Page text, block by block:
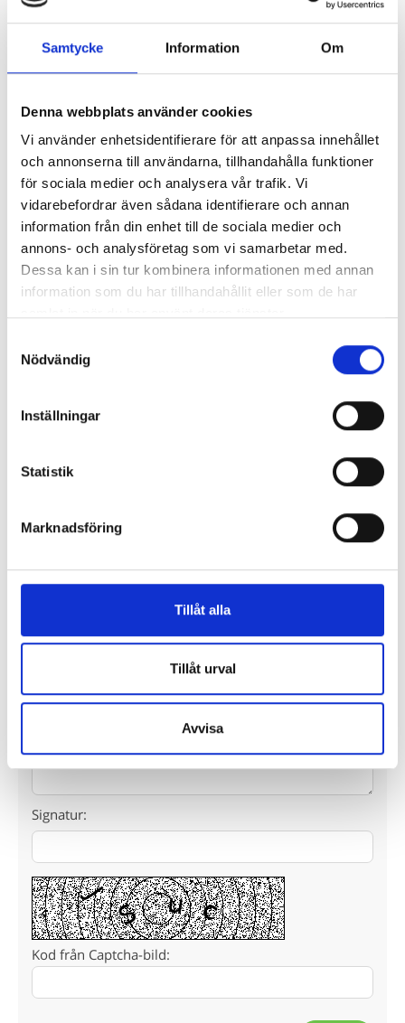
Samtycke Information Om
Denna webbplats använder cookies
Vi använder enhetsidentifierare för att anpassa innehållet
och annonserna till användarna, tillhandahålla funktioner
för sociala medier och analysera vår trafik. Vi
vidarebefordrar även sådana identifierare och annan
information från din enhet till de sociala medier och
annons- och analysföretag som vi samarbetar med.
Dessa kan i sin tur kombinera informationen med annan
information som du har tillhandahållit eller som de har
Nödvändig
Inställningar
Statistik
Marknadsföring
Tillåt alla
Tillåt urval
Avvisa
lararbibliotekarien
sagor, läs blogginlägget om hurAnna och Helena använder
korteleken som bildstöd för elever med språkstörning.
Taggar:Skolbibliotekarien berättar,Skruvade Sagor,
Lilla Skräckbiblioteket
Väck läslusten med dessa!
Köp
Dödluvan och vargen
Text:
Signatur:
Kod från Captcha-bild: